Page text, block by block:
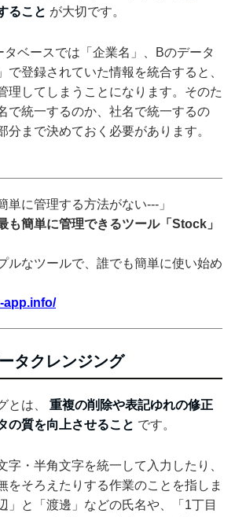
ること が大切です。
タベースでは「企業名」、Bのデータ
で登録されていた情報を統合すると、
理してしまうことになります。そのた
で統一するのか、社名で統一するの
分まで決めておく必要があります。
単に管理する方法がない---」
も簡単に管理できるツール「Stock」
ルなツールで、誰でも簡単に使い始め
app.info/
タクレンジング
とは、 重複の削除や表記ゆれの修正
の質を向上させること です。
字・半角文字を統一して入力したり、
をそろえたりする作業のことを指しま
」と「渡邊」などの氏名や、「1丁目